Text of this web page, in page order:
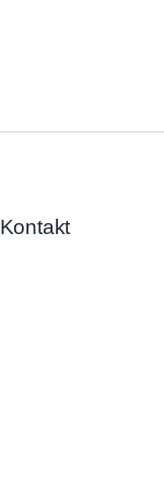
Kontakt